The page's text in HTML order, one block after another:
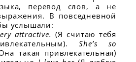
перевод слов, а не
В повседневной
услышали:
attractive. (Я считаю тебя
She’s so
такая привлекательная)